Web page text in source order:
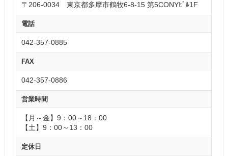
〒206-0034 東京都多摩市鶴牧6-8-15 第5CONYﾋﾞﾙ1F
電話
042-357-0885
FAX
042-357-0886
営業時間
【月～金】9：00～18：00
【土】9：00～13：00
定休日